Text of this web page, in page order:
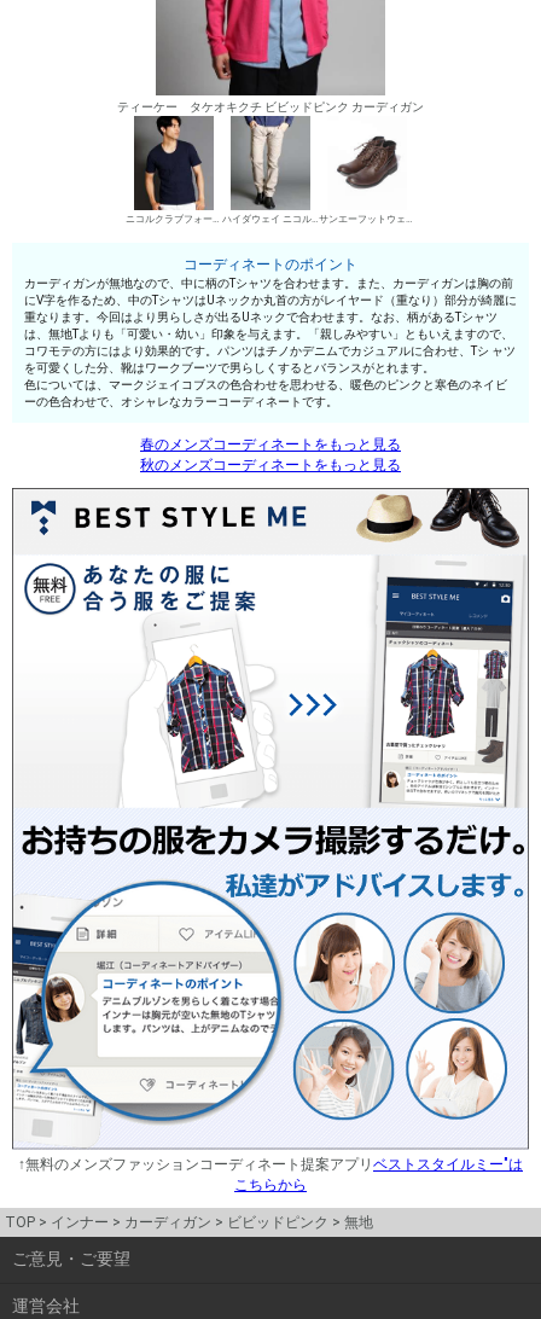
ティーケー タケオキクチ ビビッドピンク カーディガン
ニコルクラブフォーメン UネックTシャツ ハイダウェイ ニコル デニムパンツ・ジーンズ サンエーフットウェア ワークブーツ
コーディネートのポイント
カーディガンが無地なので、中に柄のTシャツを合わせます。また、カーディガンは胸の前
にV字を作るため、中のTシャツはUネックか丸首の方がレイヤード（重なり）部分が綺麗に
重なります。今回はより男らしさが出るUネックで合わせます。なお、柄があるTシャツ
は、無地Tよりも「可愛い・幼い」印象を与えます。「親しみやすい」ともいえますので、
コワモテの方にはより効果的です。パンツはチノかデニムでカジュアルに合わせ、Tシ ャツ
を可愛くした分、靴はワークブーツで男らしくするとバランスがとれます。
色については、マークジェイコブスの色合わせを思わせる、暖色のピンクと寒色のネイビ
ーの色合わせで、オシャレなカラーコーディネートです。
春のメンズコーディネートをもっと見る
秋のメンズコーディネートをもっと見る
↑無料のメンズファッションコーディネート提案アプリ ベストスタイルミー"は
こちらから
TOP インナー カーディガン ビビッドピンク 無地
ご意見・ご要望
運営会社